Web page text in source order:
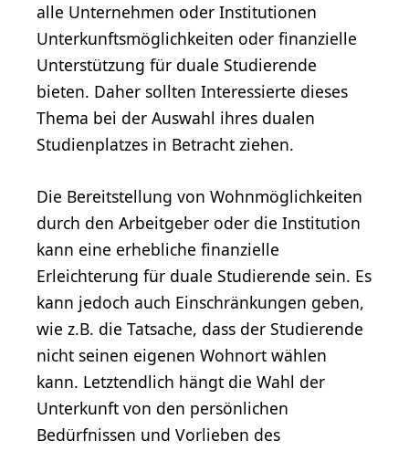
alle Unternehmen oder Institutionen
Unterkunftsmöglichkeiten oder finanzielle
Unterstützung für duale Studierende
bieten. Daher sollten Interessierte dieses
Thema bei der Auswahl ihres dualen
Studienplatzes in Betracht ziehen.
Die Bereitstellung von Wohnmöglichkeiten
durch den Arbeitgeber oder die Institution
kann eine erhebliche finanzielle
Erleichterung für duale Studierende sein. Es
kann jedoch auch Einschränkungen geben,
wie z.B. die Tatsache, dass der Studierende
nicht seinen eigenen Wohnort wählen
kann. Letztendlich hängt die Wahl der
Unterkunft von den persönlichen
Bedürfnissen und Vorlieben des